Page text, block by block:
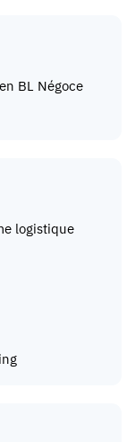
BL Négoce
logistique